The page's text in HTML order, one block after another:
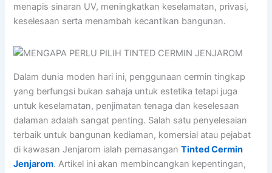
menapis sinaran UV, meningkatkan keselamatan, privasi,
keselesaan serta menambah kecantikan bangunan.
Dalam dunia moden hari ini, penggunaan cermin tingkap
yang berfungsi bukan sahaja untuk estetika tetapi juga
untuk keselamatan, penjimatan tenaga dan keselesaan
dalaman adalah sangat penting. Salah satu penyelesaian
terbaik untuk bangunan kediaman, komersial atau pejabat
di kawasan Jenjarom ialah pemasanganTinted Cermin
Jenjarom. Artikel ini akan membincangkan kepentingan,